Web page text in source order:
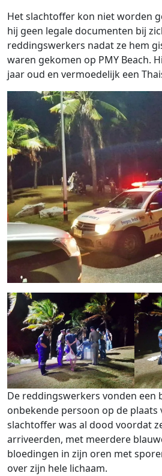
Het slachtoffer kon niet worden
hij geen legale documenten bij
reddingswerkers nadat ze hem
waren gekomen op PMY Beach.
jaar oud en vermoedelijk een
De reddingswerkers vonden een
onbekende persoon op de plaats
slachtoffer was al dood voordat
arriveerden, met meerdere
bloedingen in zijn oren met
over zijn hele lichaam.